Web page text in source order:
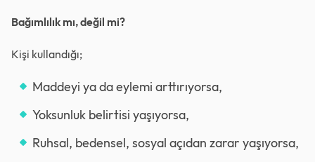
Bağımlılık mı, değil mi?
Kişi kullandığı;
Maddeyi ya da eylemi arttırıyorsa,
Yoksunluk belirtisi yaşıyorsa,
Ruhsal, bedensel, sosyal açıdan zarar yaşıyorsa,